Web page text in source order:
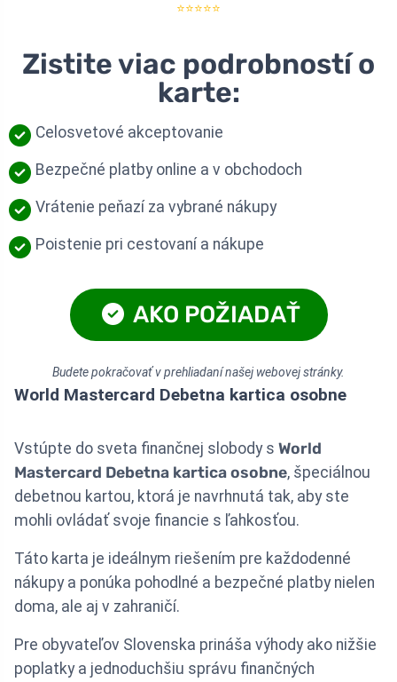
⭐⭐⭐⭐⭐
Zistite viac podrobností o
karte:
Celosvetové akceptovanie
Bezpečné platby online a v obchodoch
Vrátenie peňazí za vybrané nákupy
Poistenie pri cestovaní a nákupe
AKO POŽIADAŤ
Budete pokračovať v prehliadaní našej webovej stránky.
World Mastercard Debetna kartica osobne
Vstúpte do sveta finančnej slobody s World
Mastercard Debetna kartica osobne, špeciálnou
debetnou kartou, ktorá je navrhnutá tak, aby ste
mohli ovládať svoje financie s ľahkosťou.
Táto karta je ideálnym riešením pre každodenné
nákupy a ponúka pohodlné a bezpečné platby nielen
doma, ale aj v zahraničí.
Pre obyvateľov Slovenska prináša výhody ako nižšie
poplatky a jednoduchšiu správu finančných